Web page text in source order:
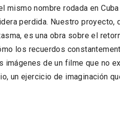
mismo nombre rodada en
perdida. Nuestro proyecto,
es una obra sobre el
los recuerdos
imágenes de un filme que no
un ejercicio de imaginación